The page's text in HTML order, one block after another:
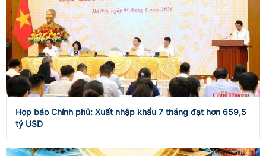
Họp báo Chính phủ: Xuất nhập khẩu 7 tháng đạt hơn 659,5
tỷ USD